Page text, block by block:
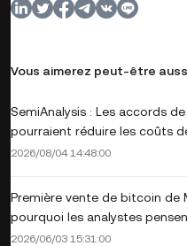
Vous aimerez peut-être
SemiAnalysis : Les accords
pourraient réduire les coûts
2026/08/04 14:48:00
Première vente de bitcoin de
pourquoi les analystes
HODL reste intacte
2026/06/03 15:31:00